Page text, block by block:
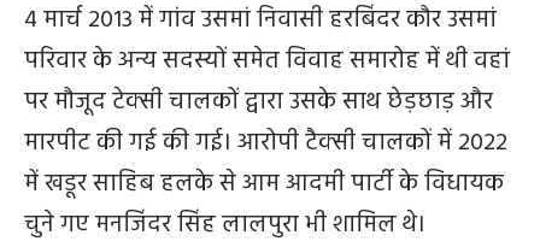
4 मार्च 2013 में गांव उसमां निवासी हरबिंदर कौर उसमां
परिवार के अन्य सदस्यों समेत विवाह समारोह में थी वहां
पर मौजूद टेक्सी चालकों द्वारा उसके साथ छेड़छाड़ और
मारपीट की गई की गई। आरोपी टैक्सी चालकों में 2022
में खडूर साहिब हलके से आम आदमी पार्टी के विधायक
चुने गए मनजिंदर सिंह लालपुरा भी शामिल थे।